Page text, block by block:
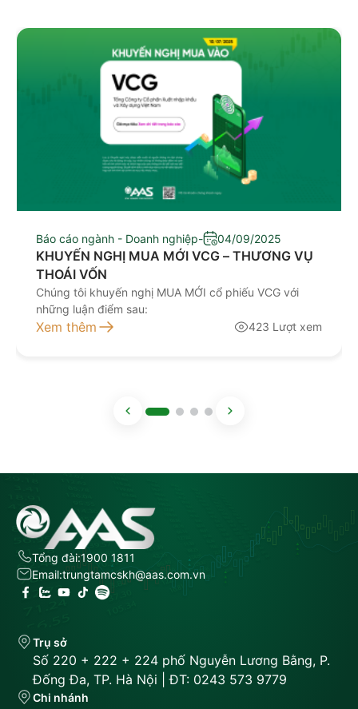
Báo cáo ngành - Doanh nghiệp- 04/09/2025
KHUYẾN NGHỊ MUA MỚI VCG – THƯƠNG VỤ
THOÁI VỐN
Chúng tôi khuyến nghị MUA MỚI cổ phiếu VCG với
những luận điểm sau:
Xem thêm 423 Lượt xem
Tổng đài:1900 1811
Email:trungtamcskh@aas.com.vn
Trụ sở
Số 220 + 222 + 224 phố Nguyễn Lương Bằng, P.
Đống Đa, TP. Hà Nội | ĐT: 0243 573 9779
Chi nhánh